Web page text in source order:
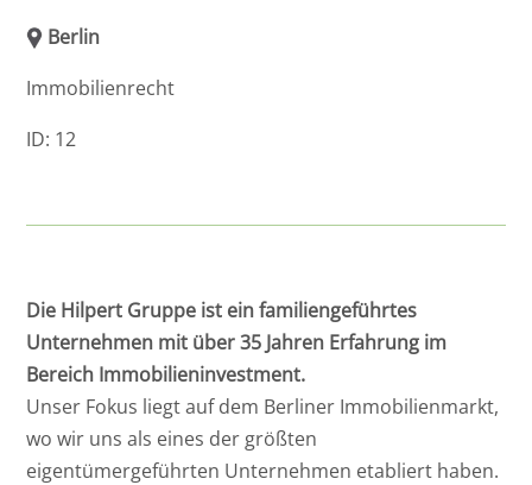
Berlin
Immobilienrecht
ID: 12
Die Hilpert Gruppe ist ein familiengeführtes
Unternehmen mit über 35 Jahren Erfahrung im
Bereich Immobilieninvestment.
Unser Fokus liegt auf dem Berliner Immobilienmarkt,
wo wir uns als eines der größten
eigentümergeführten Unternehmen etabliert haben.